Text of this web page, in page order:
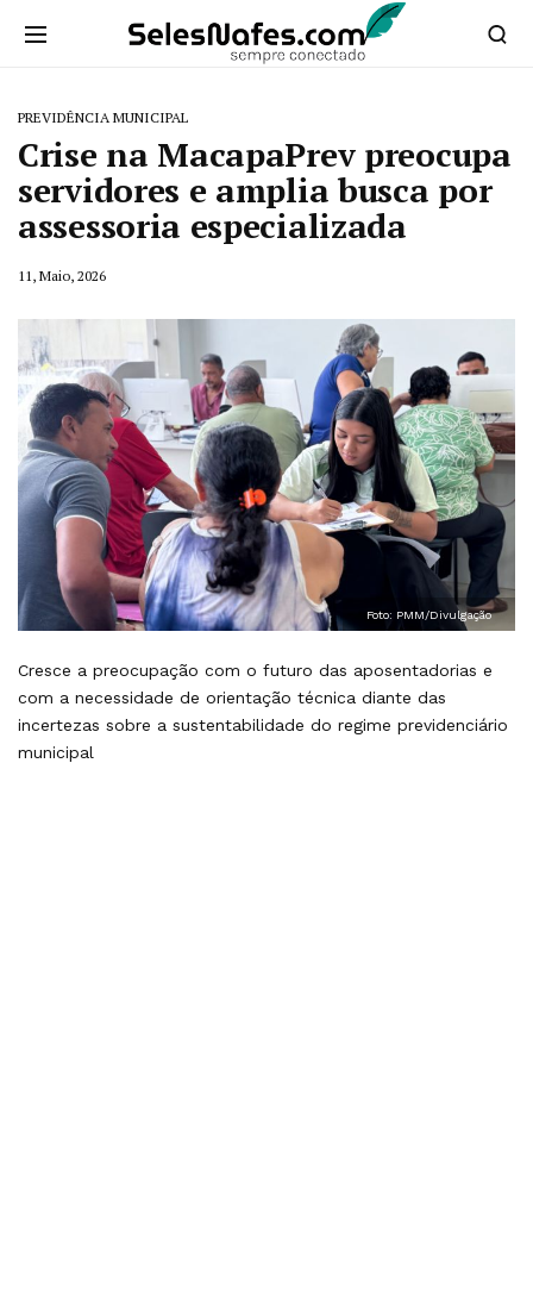
PREVIDÊNCIA MUNICIPAL
Crise na MacapaPrev preocupa
servidores e amplia busca por
assessoria especializada
11, Maio, 2026
Foto: PMM/Divulgação
Cresce a preocupação com o futuro das aposentadorias e
com a necessidade de orientação técnica diante das
incertezas sobre a sustentabilidade do regime previdenciário
municipal